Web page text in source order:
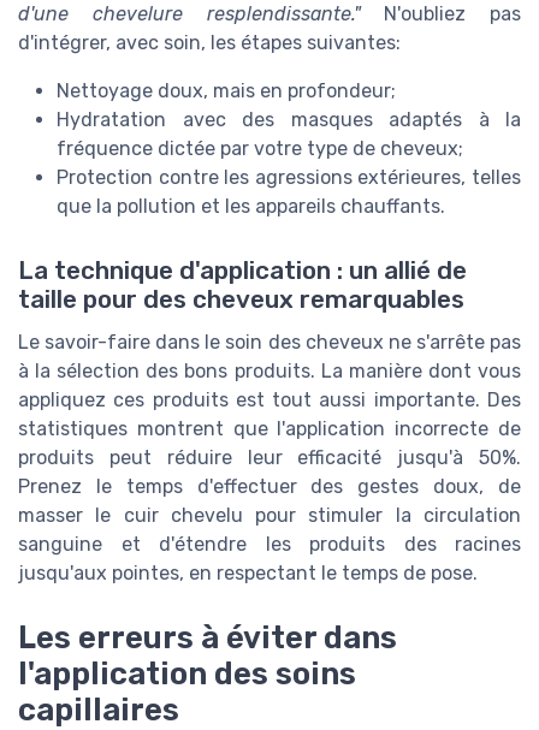
d'une chevelure resplendissante."N'oubliez pas
d'intégrer, avec soin, les étapes suivantes:
Nettoyage doux, mais en profondeur;
Hydratation avec des masques adaptés à la
fréquence dictée par votre type de cheveux;
Protection contre les agressions extérieures, telles
que la pollution et les appareils chauffants.
La technique d'application : un allié de
taille pour des cheveux remarquables
Le savoir-faire dans le soin des cheveux ne s'arrête pas
à la sélection des bons produits. La manière dont vous
appliquez ces produits est tout aussi importante. Des
statistiques montrent que l'application incorrecte de
produits peut réduire leur efficacité jusqu'à 50%.
Prenez le temps d'effectuer des gestes doux, de
masser le cuir chevelu pour stimuler la circulation
sanguine et d'étendre les produits des racines
jusqu'aux pointes, en respectant le temps de pose.
Les erreurs à éviter dans
l'application des soins
capillaires